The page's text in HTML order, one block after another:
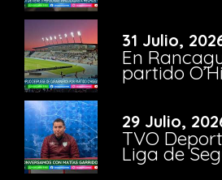
31 Julio,
En
partido
29 Julio,
TVO
Liga de